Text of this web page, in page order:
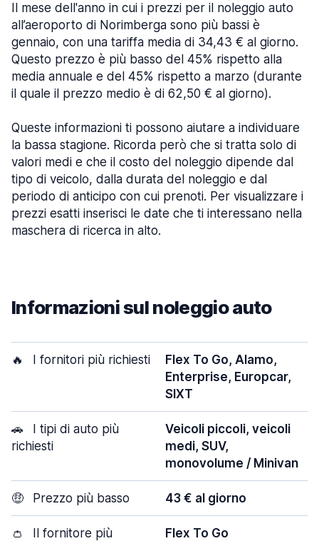
Il mese dell'anno in cui i prezzi per il noleggio auto
all’aeroporto di Norimberga sono più bassi è
gennaio, con una tariffa media di 34,43 € al giorno.
Questo prezzo è più basso del 45% rispetto alla
media annuale e del 45% rispetto a marzo (durante
il quale il prezzo medio è di 62,50 € al giorno).
Queste informazioni ti possono aiutare a individuare
la bassa stagione. Ricorda però che si tratta solo di
valori medi e che il costo del noleggio dipende dal
tipo di veicolo, dalla durata del noleggio e dal
periodo di anticipo con cui prenoti. Per visualizzare i
prezzi esatti inserisci le date che ti interessano nella
maschera di ricerca in alto.
Informazioni sul noleggio auto
🔥 I fornitori più richiesti
Flex To Go, Alamo,
Enterprise, Europcar,
SIXT
🚗
I tipi di auto più
richiesti
Veicoli piccoli, veicoli
medi, SUV,
monovolume / Minivan
🤑 Prezzo più basso 43 € al giorno
👛
Il fornitore più
Flex To Go